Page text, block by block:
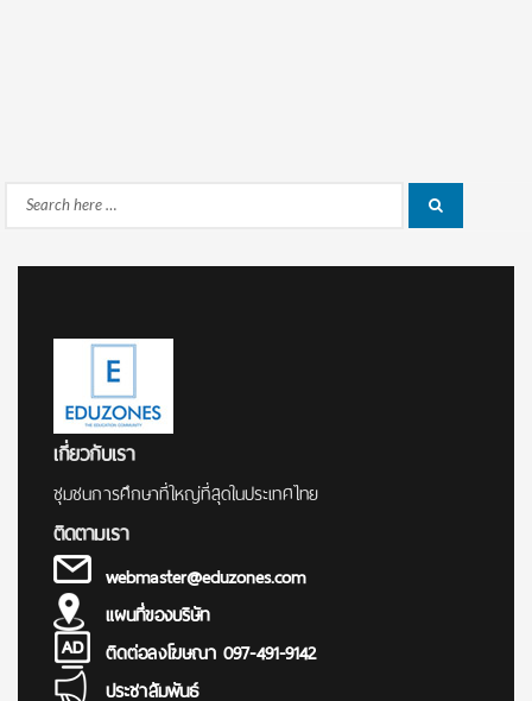
Search
เกี่ยวกับเรา
ชุมชนการศึกษาที่ใหญ่ที่สุดในประเทศไทย
ติดตามเรา
webmaster@eduzones.com
แผนที่ของบริษัท
ติดต่อลงโฆษณา 097-491-9142
ประชาสัมพันธ์